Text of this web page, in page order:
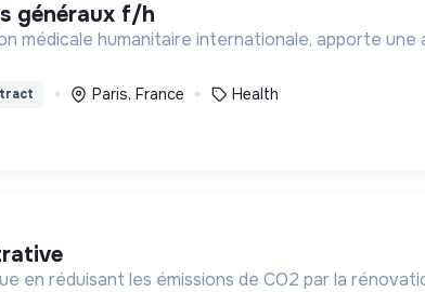
généraux f/h
médicale humanitaire internationale, apporte
Paris, France Health
en réduisant les émissions de CO2 par la